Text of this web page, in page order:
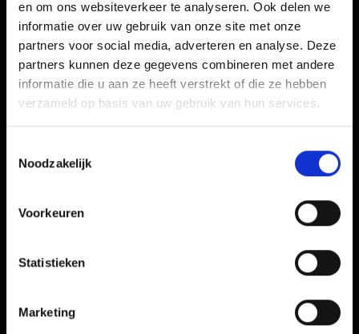
en om ons websiteverkeer te analyseren. Ook delen we
informatie over uw gebruik van onze site met onze
partners voor social media, adverteren en analyse. Deze
partners kunnen deze gegevens combineren met andere
informatie die u aan ze heeft verstrekt of die ze hebben
verzameld op basis van uw gebruik van hun services.
Noodzakelijk
Voorkeuren
Statistieken
Marketing
Winkel in Westland
Alle winkels, horecagelegenheden
UX/UI | Applicatie | Webavance CMS | API